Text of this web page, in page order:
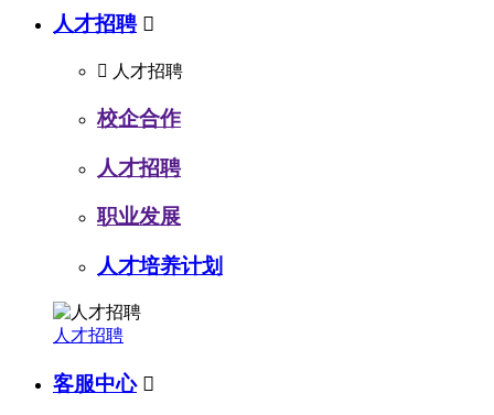
人才招聘 
 人才招聘
校企合作
人才招聘
职业发展
人才培养计划
人才招聘
客服中心 